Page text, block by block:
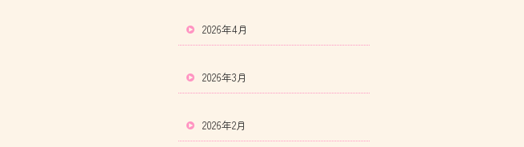
2026年4月
2026年3月
2026年2月